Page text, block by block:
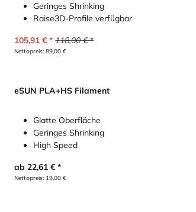
Geringes Shrinking
Raise3D-Profile verfügbar
105,91 € 118,00€
Nettopreis:89,00 €
eSUN PLA+HS Filament
Glatte Oberfläche
Geringes Shrinking
High Speed
ab 22,61 €
Nettopreis: 19,00 €